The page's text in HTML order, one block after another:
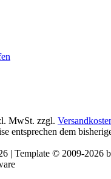
MwSt. zzgl.
entsprechen dem
| Template © 2009-2026